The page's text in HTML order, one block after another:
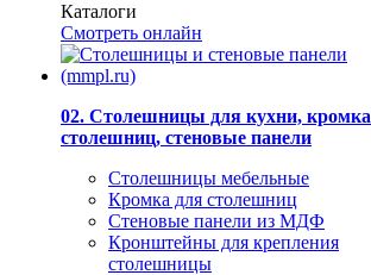
Каталоги
Смотреть онлайн
02. Столешницы для кухни,
столешниц, стеновые панели
Столешницы мебельные
Кромка для столешниц
Стеновые панели из МДФ
Кронштейны для крепления
столешницы